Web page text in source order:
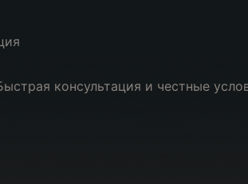
консультация и честные